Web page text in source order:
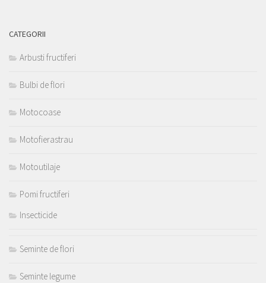
CATEGORII
Arbusti fructiferi
Bulbi de flori
Motocoase
Motofierastrau
Motoutilaje
Pomi fructiferi
Insecticide
Seminte de flori
Seminte legume